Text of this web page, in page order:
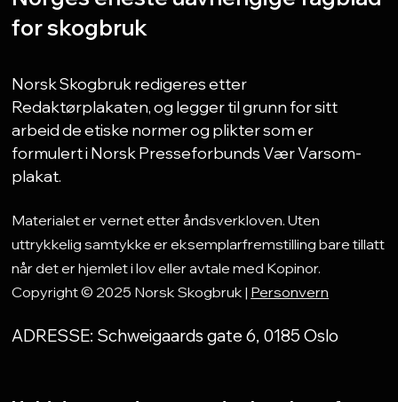
for skogbruk
Norsk Skogbruk redigeres etter
Redaktørplakaten, og legger til grunn for sitt
arbeid de etiske normer og plikter som er
formulert i Norsk Presseforbunds Vær Varsom-
plakat.
Materialet er vernet etter åndsverkloven. Uten
uttrykkelig samtykke er eksemplarfremstilling bare tillatt
når det er hjemlet i lov eller avtale med Kopinor.
Copyright © 2025 Norsk Skogbruk | Personvern
ADRESSE: Schweigaards gate 6, 0185 Oslo